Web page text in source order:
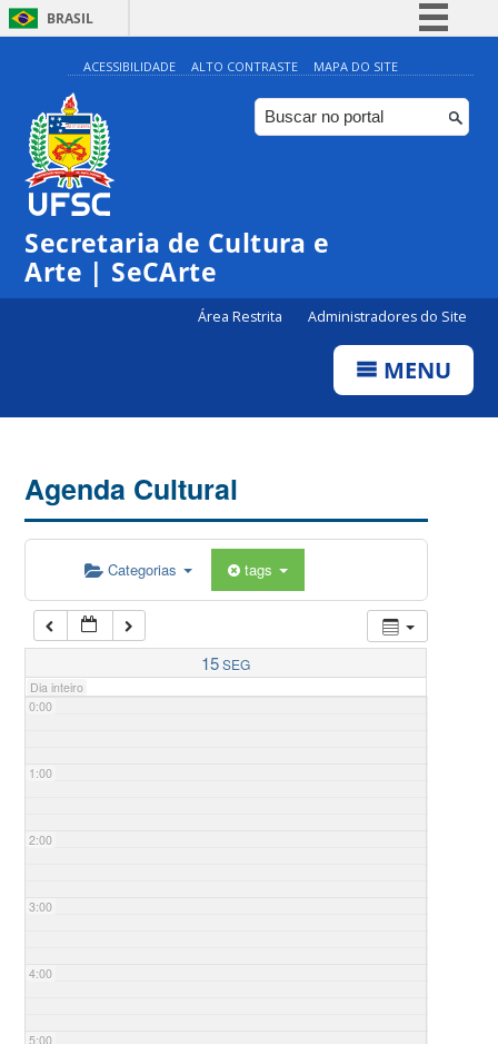
BRASIL
Simplifique!
Comunica BR
Participe
ACESSIBILIDADE ALTO CONTRASTE MAPA DO SITE
Secretaria de Cultura e
Arte | SeCArte
Área Restrita Administradores do Site
MENU
Agenda Cultural
Categorias tags
15SEG
Dia inteiro
0:00
1:00
2:00
3:00
4:00
5:00